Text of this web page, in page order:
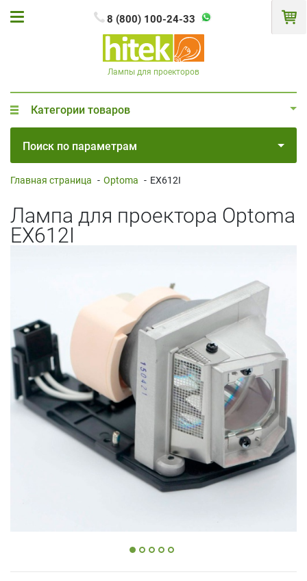
8 (800) 100-24-33
Лампы для проекторов
Категории товаров
Поиск по параметрам
Главная страница - Optoma - EX612I
Лампа для проектора Optoma
EX612I